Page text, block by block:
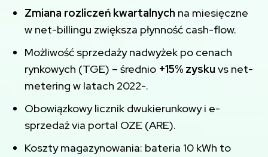
Zmiana rozliczeń kwartalnych na miesięczne
w net-billingu zwiększa płynność cash-flow.
Możliwość sprzedaży nadwyżek po cenach
rynkowych (TGE) – średnio +15% zysku vs net-
metering w latach 2022-.
Obowiązkowy licznik dwukierunkowy i e-
sprzedaż via portal OZE (ARE).
Koszty magazynowania: bateria 10 kWh to